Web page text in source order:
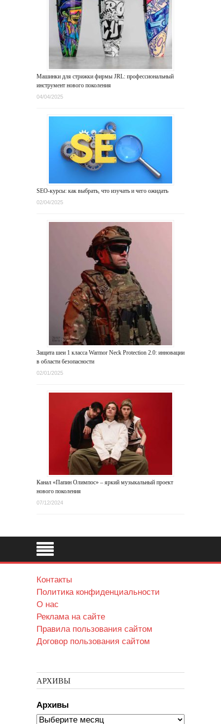
Машинки для стрижки фирмы JRL: профессиональный
инструмент нового поколения
04/04/2025
SEO-курсы: как выбрать, что изучать и чего ожидать
02/04/2025
Защита шеи 1 класса Warmor Neck Protection 2.0: инновации
в области безопасности
02/01/2025
Канал «Папин Олимпос» – яркий музыкальный проект
нового поколения
07/12/2024
Контакты
Политика конфиденциальности
О нас
Реклама на сайте
Правила пользования сайтом
Договор пользования сайтом
АРХИВЫ
Архивы